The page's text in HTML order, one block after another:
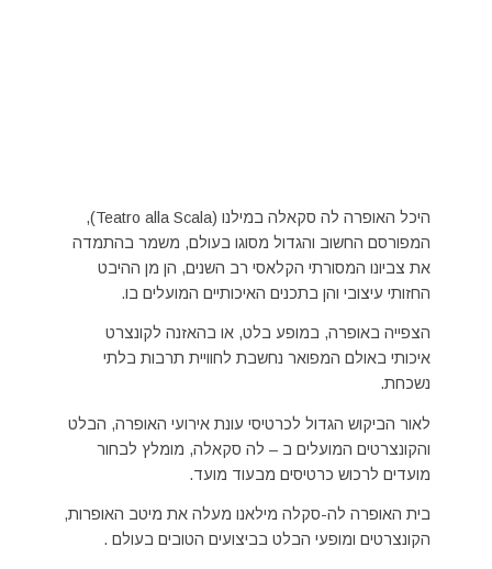
היכל האופרה לה סקאלה במילנו (Teatro alla Scala),
המפורסם החשוב והגדול מסוגו בעולם, משמר בהתמדה
את צביונו המסורתי הקלאסי רב השנים, הן מן ההיבט
החזותי עיצובי והן בתכנים האיכותיים המועלים בו.
הצפייה באופרה, במופע בלט, או בהאזנה לקונצרט
איכותי באולם המפואר נחשבת לחוויית תרבות בלתי
נשכחת.
לאור הביקוש הגדול לכרטיסי עונת אירועי האופרה, הבלט
והקונצרטים המועלים ב – לה סקאלה, מומלץ לבחור
מועדים לרכוש כרטיסים מבעוד מועד.
בית האופרה לה-סקלה מילאנו מעלה את מיטב האופרות,
הקונצרטים ומופעי הבלט בביצועים הטובים בעולם .